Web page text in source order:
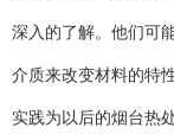
深入的了解。他们可
介质来改变材料的特
实践为以后的烟台热